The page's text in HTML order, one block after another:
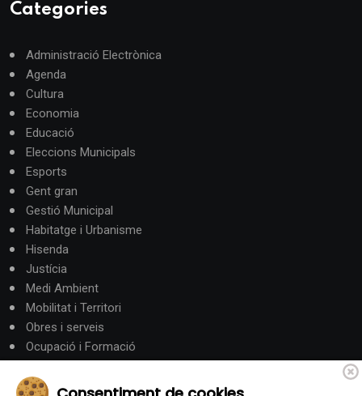
Categories
Administració Electrònica
Agenda
Cultura
Economia
Educació
Eleccions Municipals
Esports
Gent gran
Gestió Municipal
Habitatge i Urbanisme
Hisenda
Justícia
Medi Ambient
Mobilitat i Territori
Obres i serveis
Ocupació i Formació
Política